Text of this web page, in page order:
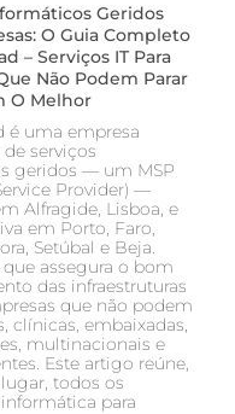
Geridos
O Guia Completo
– Serviços IT Para
Não Podem Parar
O Melhor
é uma empresa
serviços
geridos — um MSP
Provider) —
Alfragide, Lisboa, e
em Porto, Faro,
Setúbal e Beja.
que assegura o bom
das infraestruturas
que não podem
clínicas, embaixadas,
multinacionais e
Este artigo reúne,
todos os
para